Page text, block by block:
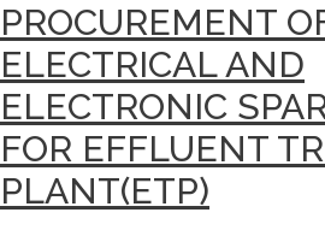
PROCUREMENT
ELECTRICAL AND
ELECTRONIC
FOR EFFLUENT
PLANT(ETP)